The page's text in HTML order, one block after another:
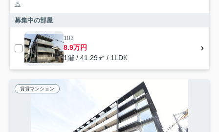
る
募集中の部屋
103
8.9万円
1階 / 41.29㎡ / 1LDK
賃貸マンション